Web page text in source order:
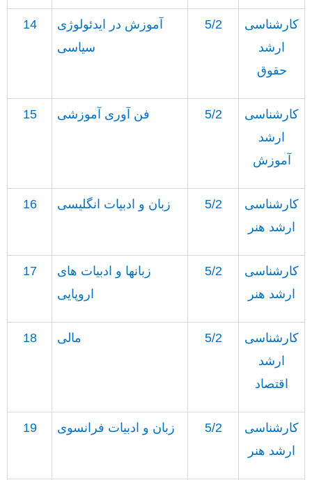
14
آموزش در ایدئولوژی
سیاسی
5/2
کارشناسی
ارشد
حقوق
15 فن آوری آموزشی 5/2
کارشناسی
ارشد
آموزش
16 زبان و ادبیات انگلیسی 5/2
کارشناسی
ارشد هنر
17
زبانها و ادبیات های
اروپایی
5/2
کارشناسی
ارشد هنر
18 مالی 5/2
کارشناسی
ارشد
اقتصاد
19 زبان و ادبیات فرانسوی 5/2
کارشناسی
ارشد هنر